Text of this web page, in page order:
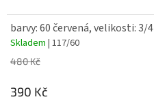
barvy: 60 červená, velikosti: 3/4
Skladem | 117/60
480 Kč
390 Kč